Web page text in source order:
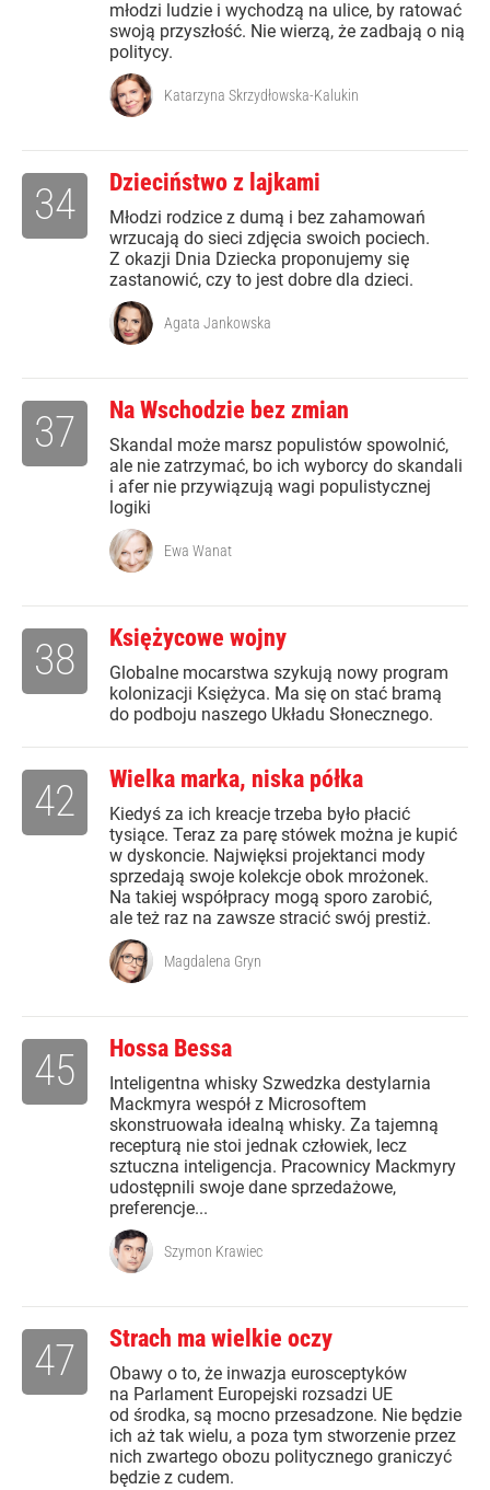
młodzi ludzie i wychodzą na ulice, by ratować
swoją przyszłość. Nie wierzą, że zadbają o nią
politycy.
Katarzyna Skrzydłowska-Kalukin
Dzieciństwo z lajkami
Młodzi rodzice z dumą i bez zahamowań
wrzucają do sieci zdjęcia swoich pociech.
Z okazji Dnia Dziecka proponujemy się
zastanowić, czy to jest dobre dla dzieci.
34
Agata Jankowska
Na Wschodzie bez zmian
Skandal może marsz populistów spowolnić,
ale nie zatrzymać, bo ich wyborcy do skandali
i afer nie przywiązują wagi populistycznej
logiki
37
Ewa Wanat
Księżycowe wojny
Globalne mocarstwa szykują nowy program
kolonizacji Księżyca. Ma się on stać bramą
do podboju naszego Układu Słonecznego.
38
Wielka marka, niska półka
Kiedyś za ich kreacje trzeba było płacić
tysiące. Teraz za parę stówek można je kupić
w dyskoncie. Najwięksi projektanci mody
sprzedają swoje kolekcje obok mrożonek.
Na takiej współpracy mogą sporo zarobić,
ale też raz na zawsze stracić swój prestiż.
42
Magdalena Gryn
Hossa Bessa
Inteligentna whisky Szwedzka destylarnia
Mackmyra wespół z Microsoftem
skonstruowała idealną whisky. Za tajemną
recepturą nie stoi jednak człowiek, lecz
sztuczna inteligencja. Pracownicy Mackmyry
udostępnili swoje dane sprzedażowe,
preferencje...
45
Szymon Krawiec
Strach ma wielkie oczy
Obawy o to, że inwazja eurosceptyków
na Parlament Europejski rozsadzi UE
od środka, są mocno przesadzone. Nie będzie
ich aż tak wielu, a poza tym stworzenie przez
nich zwartego obozu politycznego graniczyć
będzie z cudem.
47